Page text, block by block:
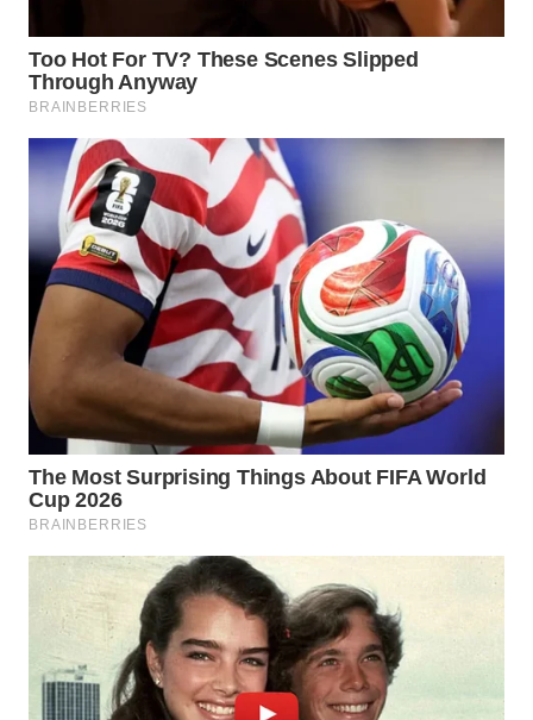
WN
BORNEO
Wahana
WAHANA
NEWS
WAHANA
WAHANA
ADVOKAT
WAHANA
INFRASTRUKTUR
WAHANA
KONSUMEN
WAHANA